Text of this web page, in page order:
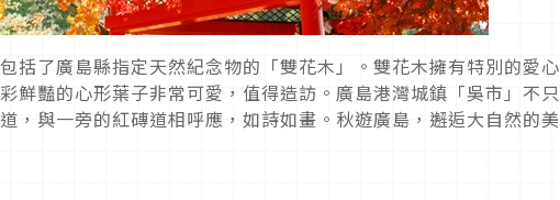
括了廣島縣指定天然紀念物的「雙花木」。雙花木擁有特別的愛心
鮮豔的心形葉子非常可愛，值得造訪。廣島港灣城鎮「吳市」不只
，與一旁的紅磚道相呼應，如詩如畫。秋遊廣島，邂逅大自然的美